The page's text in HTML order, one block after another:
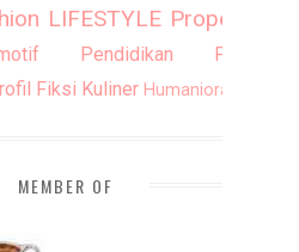
LIFESTYLE Property
Pendidikan
Puisi
Fiksi Kuliner Humaniora
MEMBER OF